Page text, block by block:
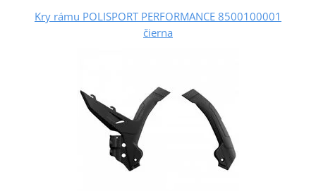
Kry rámu POLISPORT PERFORMANCE 8500100001
čierna